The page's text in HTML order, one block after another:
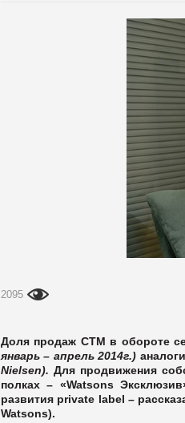
2095
Доля продаж СТМ в обороте
январь – апрель 2014г.)
Nielsen). Для продвижения
полках – «Watsons
развития private label –
Watsons).